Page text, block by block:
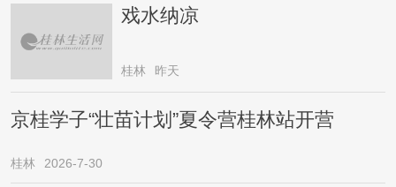
戏水纳凉
桂林 昨天
京桂学子“壮苗计划”夏令营桂林站开营
桂林 2026-7-30